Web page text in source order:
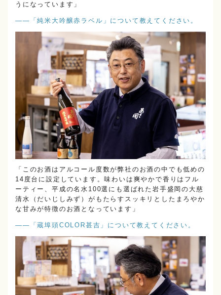
うになっています」
――「純米大吟醸赤ラベル」について教えてください。
「このお酒はアルコール度数が弊社のお酒の中でも低めの
14度台に設定しています。味わいは爽やかで香りはフル
ーティー、平成の名水100選にも選ばれた岩手盛岡の大慈
清水（だいじしみず）がもたらすスッキリとしたまろやか
な甘みが特徴のお酒となっています」
――「蔵埠頭COLOR甚吉」について教えてください。